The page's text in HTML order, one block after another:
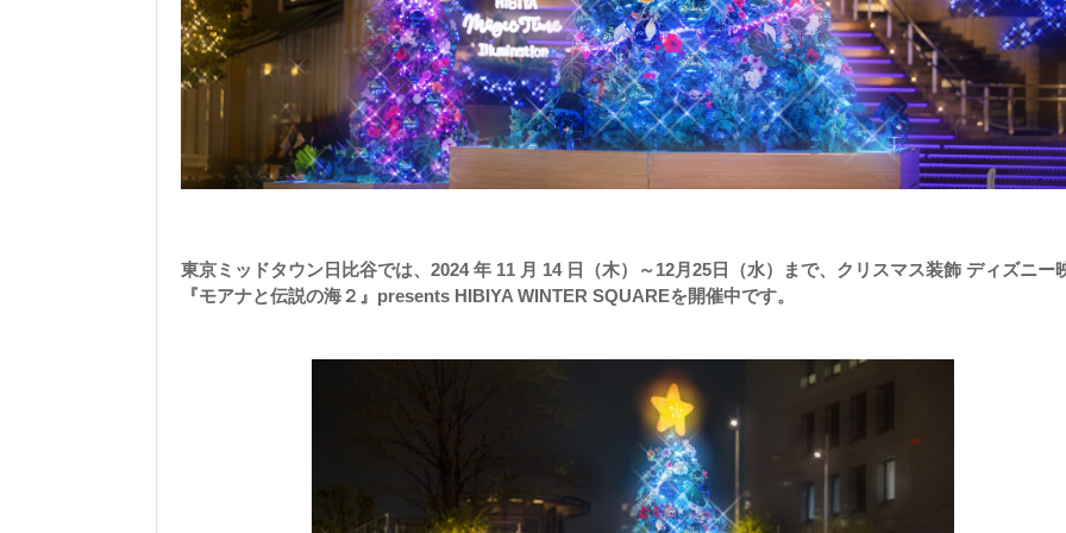
東京ミッドタウン日比谷では、2024 年 11 月 14 日（木）～12月25日（水）まで、クリスマス装飾 ディズニー
『モアナと伝説の海２』presents HIBIYA WINTER SQUAREを開催中です。